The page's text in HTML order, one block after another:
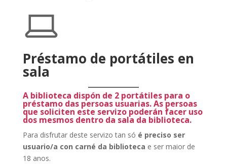
Préstamo de portátiles en
sala
A biblioteca dispón de 2 portátiles para o
préstamo das persoas usuarias. As persoas
que soliciten este servizo poderán facer uso
dos mesmos dentro da sala da biblioteca.
Para disfrutar deste servizo tan só é preciso ser
usuario/a con carné da biblioteca e ser maior de
18 anos.